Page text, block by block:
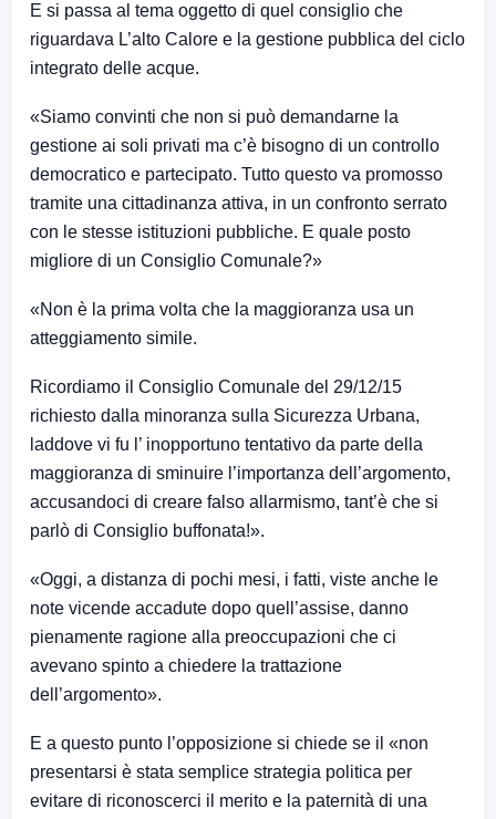
E si passa al tema oggetto di quel consiglio che
riguardava L’alto Calore e la gestione pubblica del ciclo
integrato delle acque.
«Siamo convinti che non si può demandarne la
gestione ai soli privati ma c’è bisogno di un controllo
democratico e partecipato. Tutto questo va promosso
tramite una cittadinanza attiva, in un confronto serrato
con le stesse istituzioni pubbliche. E quale posto
migliore di un Consiglio Comunale?»
«Non è la prima volta che la maggioranza usa un
atteggiamento simile.
Ricordiamo il Consiglio Comunale del 29/12/15
richiesto dalla minoranza sulla Sicurezza Urbana,
laddove vi fu l’ inopportuno tentativo da parte della
maggioranza di sminuire l’importanza dell’argomento,
accusandoci di creare falso allarmismo, tant’è che si
parlò di Consiglio buffonata!».
«Oggi, a distanza di pochi mesi, i fatti, viste anche le
note vicende accadute dopo quell’assise, danno
pienamente ragione alla preoccupazioni che ci
avevano spinto a chiedere la trattazione
dell’argomento».
E a questo punto l’opposizione si chiede se il «non
presentarsi è stata semplice strategia politica per
evitare di riconoscerci il merito e la paternità di una